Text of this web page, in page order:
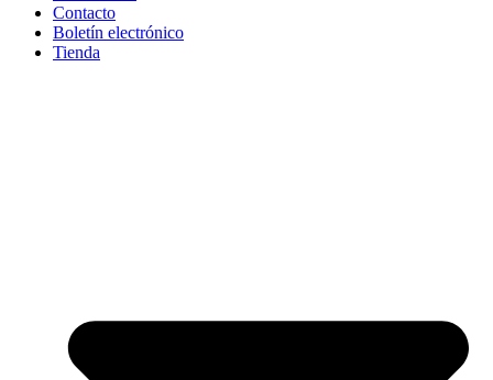
Contacto
Boletín electrónico
Tienda